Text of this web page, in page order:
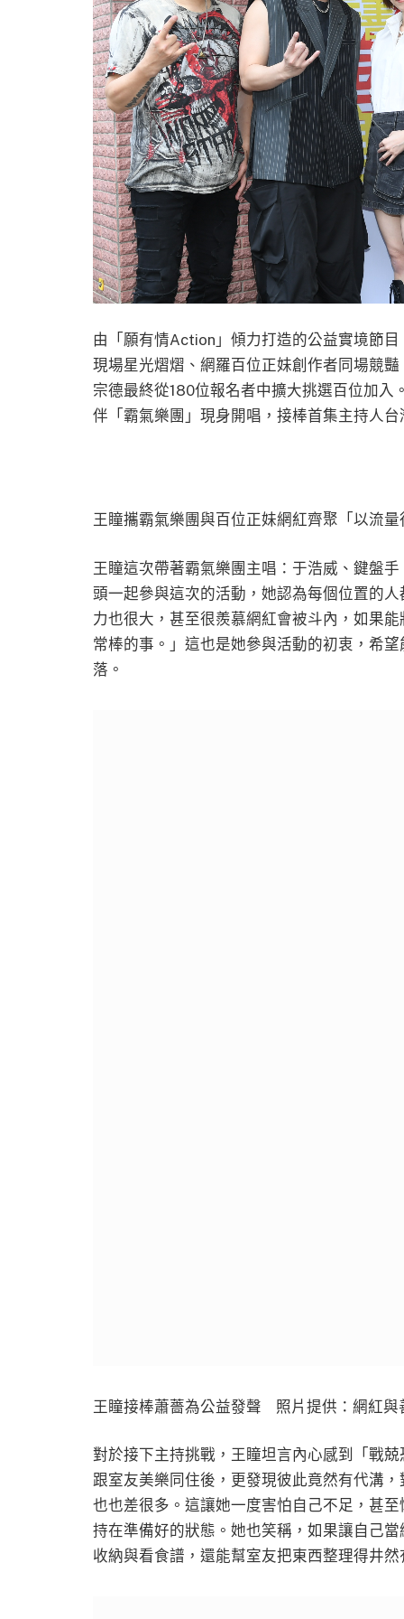
由「願有情Action」傾力打造的公益實境節
現場星光熠熠、網羅百位正妹創作者同場競
宗德最終從180位報名者中擴大挑選百位加
伴「霸氣樂團」現身開唱，接棒首集主持人
王瞳攜霸氣樂團與百位正妹網紅齊聚「以流
王瞳這次帶著霸氣樂團主唱：于浩威、鍵盤
頭一起參與這次的活動，她認為每個位置的
力也很大，甚至很羨慕網紅會被斗內，如果
常棒的事。」這也是她參與活動的初衷，希
落。
王瞳接棒蕭薔為公益發聲 照片提供：網紅與
對於接下主持挑戰，王瞳坦言內心感到「戰
跟室友美樂同住後，更發現彼此竟然有代溝
也也差很多。這讓她一度害怕自己不足，甚
持在準備好的狀態。她也笑稱，如果讓自己
收納與看食譜，還能幫室友把東西整理得井然